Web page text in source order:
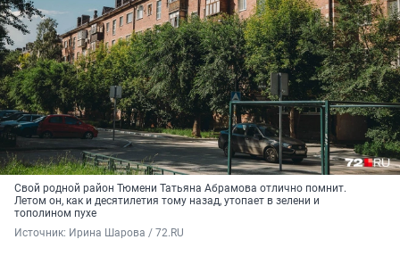
Свой родной район Тюмени Татьяна Абрамова отлично помнит.
Летом он, как и десятилетия тому назад, утопает в зелени и
тополином пухе
Источник: Ирина Шарова / 72.RU